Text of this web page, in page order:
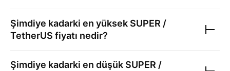
Şimdiye kadarki en yüksek SUPER /
TetherUS fiyatı nedir?
Şimdiye kadarki en düşük SUPER /